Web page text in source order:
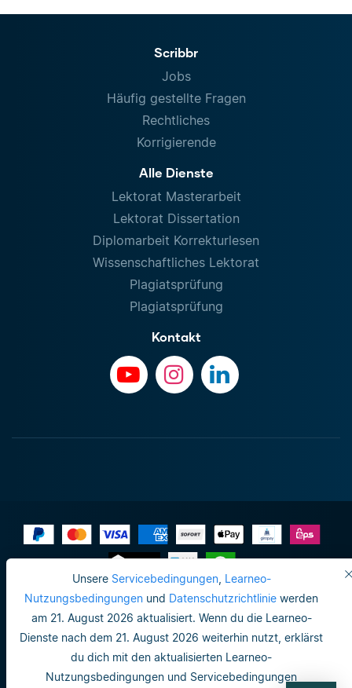
Unsere Servicebedingungen, Learneo-
Nutzungsbedingungen und Datenschutzrichtlinie werden
am 21. August 2026 aktualisiert. Wenn du die Learneo-
Dienste nach dem 21. August 2026 weiterhin nutzt, erklärst
du dich mit den aktualisierten Learneo-
Nutzungsbedingungen und Servicebedingungen
Scribbr
Jobs
Häufig gestellte Fragen
Rechtliches
Korrigierende
Alle Dienste
Lektorat Masterarbeit
Lektorat Dissertation
Diplomarbeit Korrekturlesen
Wissenschaftliches Lektorat
Plagiatsprüfung
Plagiatsprüfung
Kontakt
Impressum
Datenschutzrichtlinie
Do not sell or share my personal info
Nutzungsbedingungen